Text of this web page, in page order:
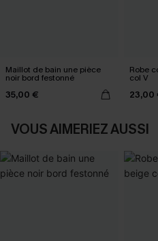
Maillot de bain une pièce
noir bord festonné
35,00 €
Robe
col V
23,00
VOUS AIMERIEZ AUSSI